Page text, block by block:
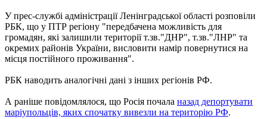
У прес-службі адміністрації Ленінградської області розповіли
РБК, що у ПТР регіону "передбачена можливість для
громадян, які залишили території т.зв."ДНР", т.зв."ЛНР" та
окремих районів України, висловити намір повернутися на
місця постійного проживання".
РБК наводить аналогічні дані з інших регіонів РФ.
А раніше повідомлялося, що Росія почала назад депортувати
маріупольців, яких спочатку вивезли на територію РФ.